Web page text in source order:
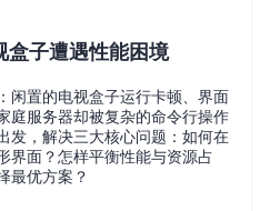
盒子遭遇性能困境
闲置的电视盒子运行卡顿、界面
庭服务器却被复杂的命令行操作
发，解决三大核心问题：如何在
界面？怎样平衡性能与资源占
最优方案？